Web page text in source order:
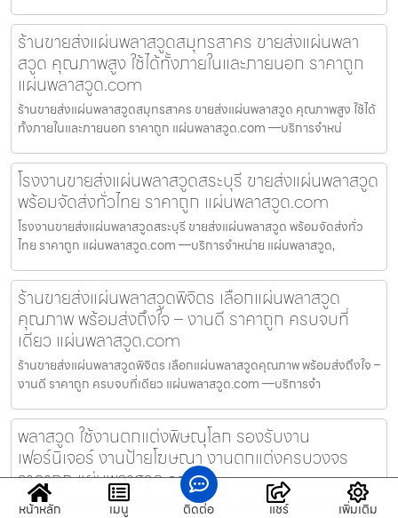
ร้านขายส่งแผ่นพลาสวูดสมุทรสาคร ขายส่งแผ่นพลา
สวูด คุณภาพสูง ใช้ได้ทั้งภายในและภายนอก ราคาถูก
แผ่นพลาสวูด.com
ร้านขายส่งแผ่นพลาสวูดสมุทรสาคร ขายส่งแผ่นพลาสวูด คุณภาพสูง ใช้ได้
ทั้งภายในและภายนอก ราคาถูก แผ่นพลาสวูด.com —บริการจำหน่
โรงงานขายส่งแผ่นพลาสวูดสระบุรี ขายส่งแผ่นพลาสวูด
พร้อมจัดส่งทั่วไทย ราคาถูก แผ่นพลาสวูด.com
โรงงานขายส่งแผ่นพลาสวูดสระบุรี ขายส่งแผ่นพลาสวูด พร้อมจัดส่งทั่ว
ไทย ราคาถูก แผ่นพลาสวูด.com —บริการจำหน่าย แผ่นพลาสวูด,
ร้านขายส่งแผ่นพลาสวูดพิจิตร เลือกแผ่นพลาสวูด
คุณภาพ พร้อมส่งถึงใจ – งานดี ราคาถูก ครบจบที่
เดียว แผ่นพลาสวูด.com
ร้านขายส่งแผ่นพลาสวูดพิจิตร เลือกแผ่นพลาสวูดคุณภาพ พร้อมส่งถึงใจ –
งานดี ราคาถูก ครบจบที่เดียว แผ่นพลาสวูด.com —บริการจำ
พลาสวูด ใช้งานตกแต่งพิษณุโลก รองรับงาน
เฟอร์นิเจอร์ งานป้ายโฆษณา งานตกแต่งครบวงจร
ราคาถูก แผ่นพลาสวูด.com
พลาสวูด ใช้งานตกแต่งพิษณุโลก รองรับงานเฟอร์นิเจอร์ งานป้ายโฆษณา
หน้าหลัก เมนู ติดต่อ แชร์ เพิ่มเติม